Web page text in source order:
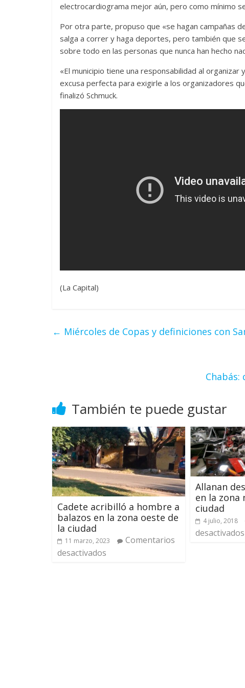
electrocardiograma mejor aún, pero como mínimo
Por otra parte, propuso que «se hagan campañas
salga a correr y haga deportes, pero también que
sobre todo en las personas que nunca han hecho
«El municipio tiene una responsabilidad al
excusa perfecta para exigirle a los organizadores
finalizó Schmuck.
(La Capital)
← Miércoles de Copas y definiciones con
Chabás:
También te puede gustar
Cadete acribilló a hombre a
balazos en la zona oeste de
la ciudad
11 marzo, 2023
Comentarios
desactivados
Allanan
en la zona
ciudad
4 julio, 2018
desactivados